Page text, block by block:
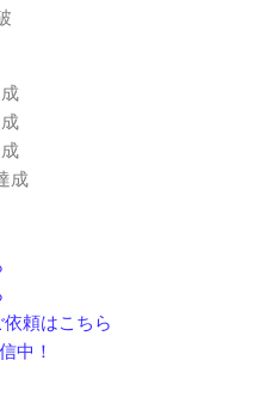
成
頼はこちら
中！